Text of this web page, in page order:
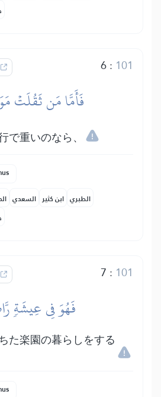
6: 101
فَأَمَّا مَن ثَقُلَتۡ
で重いのなら、
السعدي ابن كثير الطبري
7 : 101
فَهُوَ فِي عِيشَةٖ
た楽園の暮らしをする